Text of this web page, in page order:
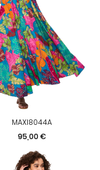
MAXI8044A
Prix
95,00 €